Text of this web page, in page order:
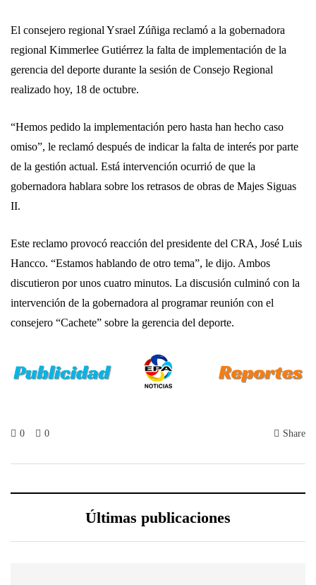
El consejero regional Ysrael Zúñiga reclamó a la gobernadora
regional Kimmerlee Gutiérrez la falta de implementación de la
gerencia del deporte durante la sesión de Consejo Regional
realizado hoy, 18 de octubre.
“Hemos pedido la implementación pero hasta han hecho caso
omiso”, le reclamó después de indicar la falta de interés por parte
de la gestión actual. Está intervención ocurrió de que la
gobernadora hablara sobre los retrasos de obras de Majes Siguas
II.
Este reclamo provocó reacción del presidente del CRA, José Luis
Hancco. “Estamos hablando de otro tema”, le dijo. Ambos
discutieron por unos cuatro minutos. La discusión culminó con la
intervención de la gobernadora al programar reunión con el
consejero “Cachete” sobre la gerencia del deporte.
0 0 Share
Últimas publicaciones